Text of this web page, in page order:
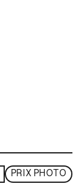
PRIX PHOTO